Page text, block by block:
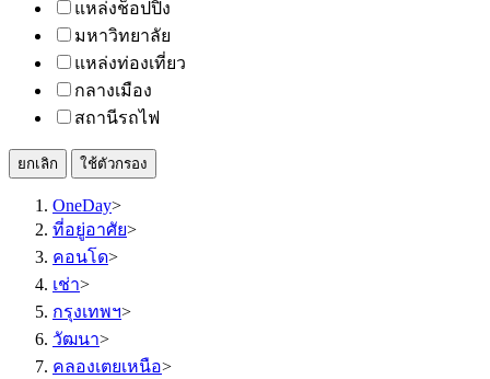
แหล่งช็อปปิ้ง
มหาวิทยาลัย
แหล่งท่องเที่ยว
กลางเมือง
สถานีรถไฟ
ยกเลิก ใช้ตัวกรอง
OneDay>
ที่อยู่อาศัย>
คอนโด>
เช่า>
กรุงเทพฯ>
วัฒนา>
คลองเตยเหนือ>